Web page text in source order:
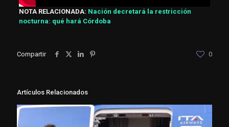
NOTA RELACIONADA: Nación decretará la restricción
nocturna: qué hará Córdoba
Compartir 0
Artículos Relacionados